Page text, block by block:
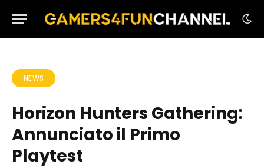
NEWS
Horizon Hunters Gathering:
Annunciato il Primo
Playtest